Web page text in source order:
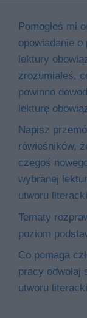
Pomogłeś mi
opowiadanie
lektury
zrozumiałeś,
powinno
lekturę
Napisz
rówieśników,
czegoś
wybranej
utworu
Tematy
poziom
Co pomaga
pracy
utworu